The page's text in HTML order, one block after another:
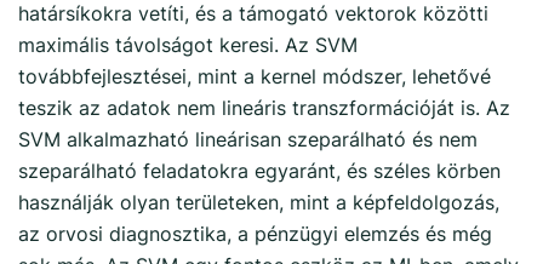
határsíkokra vetíti, és a támogató vektorok közötti
maximális távolságot keresi. Az SVM
továbbfejlesztései, mint a kernel módszer, lehetővé
teszik az adatok nem lineáris transzformációját is. Az
SVM alkalmazható lineárisan szeparálható és nem
szeparálható feladatokra egyaránt, és széles körben
használják olyan területeken, mint a képfeldolgozás,
az orvosi diagnosztika, a pénzügyi elemzés és még